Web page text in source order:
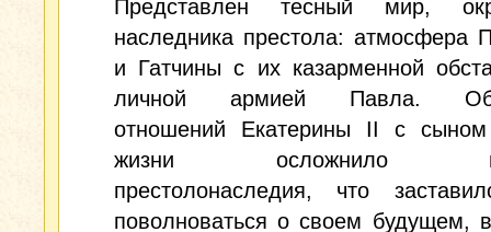
Представлен тесный мир,
наследника престола: атмосфера
и Гатчины с их казарменной
личной армией Павла.
отношений Екатерины II с
жизни осложнило
престолонаследия, что
поволноваться о своем будущем,